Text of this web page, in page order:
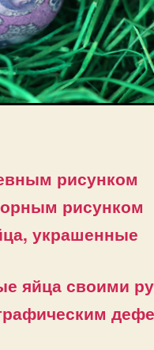
рисунком
рисунком
украшенные
яйца своими